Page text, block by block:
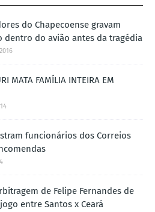
do Chapecoense gravam
dentro do avião antes da tragédia
MATA FAMÍLIA INTEIRA EM
funcionários dos Correios
de Felipe Fernandes de
entre Santos x Ceará